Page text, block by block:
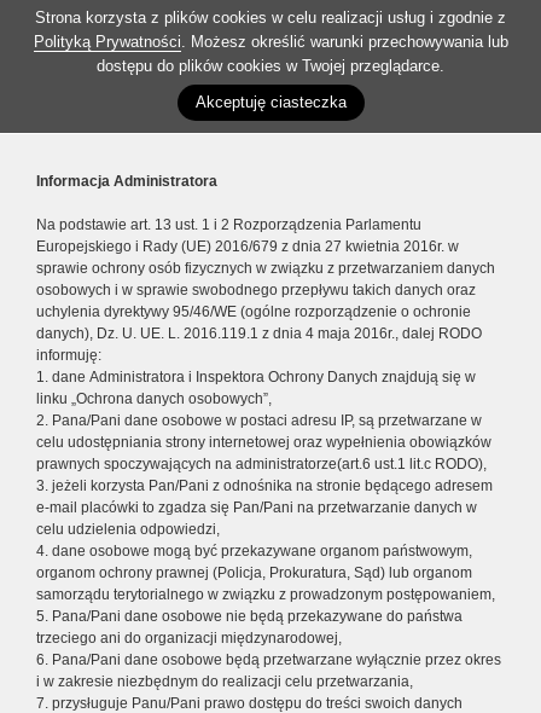
Strona korzysta z plików cookies w celu realizacji usług i zgodnie z
Polityką Prywatności. Możesz określić warunki przechowywania lub
dostępu do plików cookies w Twojej przeglądarce.
Akceptuję ciasteczka
Informacja Administratora
Na podstawie art. 13 ust. 1 i 2 Rozporządzenia Parlamentu
Europejskiego i Rady (UE) 2016/679 z dnia 27 kwietnia 2016r. w
sprawie ochrony osób fizycznych w związku z przetwarzaniem danych
osobowych i w sprawie swobodnego przepływu takich danych oraz
uchylenia dyrektywy 95/46/WE (ogólne rozporządzenie o ochronie
danych), Dz. U. UE. L. 2016.119.1 z dnia 4 maja 2016r., dalej RODO
informuję:
1. dane Administratora i Inspektora Ochrony Danych znajdują się w
linku „Ochrona danych osobowych”,
2. Pana/Pani dane osobowe w postaci adresu IP, są przetwarzane w
celu udostępniania strony internetowej oraz wypełnienia obowiązków
prawnych spoczywających na administratorze(art.6 ust.1 lit.c RODO),
3. jeżeli korzysta Pan/Pani z odnośnika na stronie będącego adresem
e-mail placówki to zgadza się Pan/Pani na przetwarzanie danych w
celu udzielenia odpowiedzi,
4. dane osobowe mogą być przekazywane organom państwowym,
organom ochrony prawnej (Policja, Prokuratura, Sąd) lub organom
samorządu terytorialnego w związku z prowadzonym postępowaniem,
5. Pana/Pani dane osobowe nie będą przekazywane do państwa
trzeciego ani do organizacji międzynarodowej,
6. Pana/Pani dane osobowe będą przetwarzane wyłącznie przez okres
i w zakresie niezbędnym do realizacji celu przetwarzania,
7. przysługuje Panu/Pani prawo dostępu do treści swoich danych